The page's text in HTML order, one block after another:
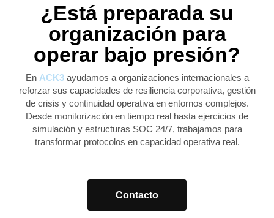
¿Está preparada su
organización para
operar bajo presión?
En ACK3ayudamos a organizaciones internacionales a
reforzar sus capacidades de resiliencia corporativa, gestión
de crisis y continuidad operativa en entornos complejos.
Desde monitorización en tiempo real hasta ejercicios de
simulación y estructuras SOC 24/7, trabajamos para
transformar protocolos en capacidad operativa real.
Contacto